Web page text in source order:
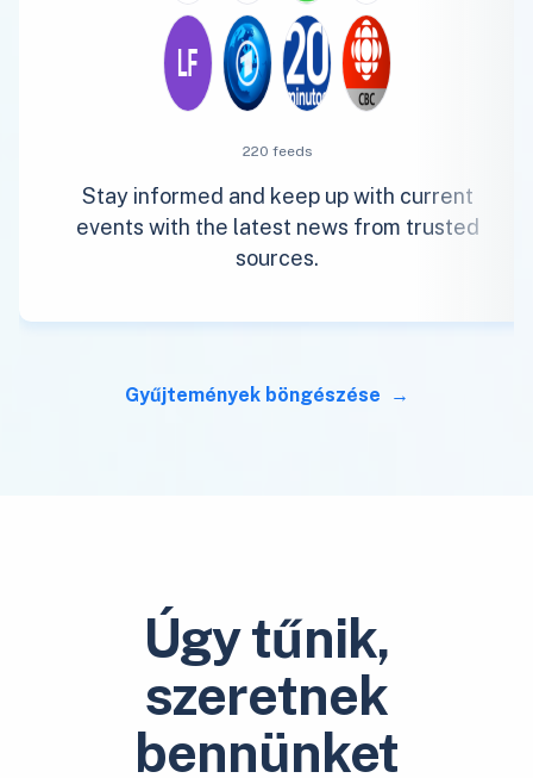
220 feeds
Stay informed and keep up with current
events with the latest news from trusted
sources.
Gyűjtemények böngészése
Úgy tűnik,
szeretnek
bennünket